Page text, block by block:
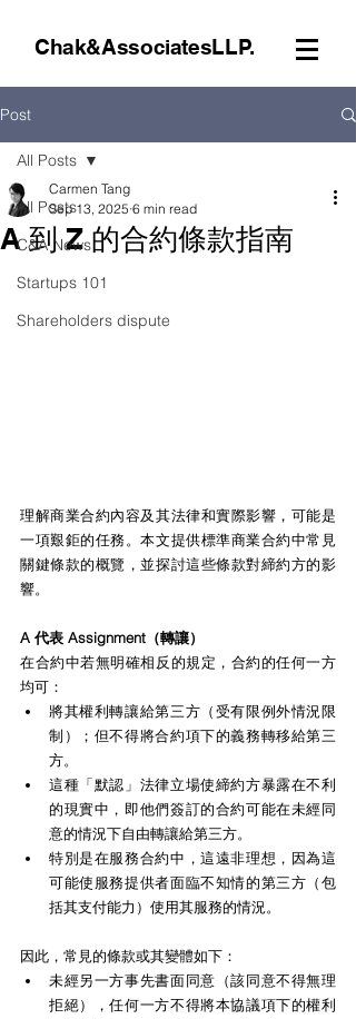
Chak&AssociatesLLP.
Post
All Posts
C&A News
Startups 101
Shareholders dispute
All Posts
A 到 Z 的合約條款指南
Carmen Tang
Sep 13, 2025 6 min read
理解商業合約內容及其法律和實際影響，可能是
一項艱鉅的任務。本文提供標準商業合約中常見
關鍵條款的概覽，並探討這些條款對締約方的影
響。
A 代表 Assignment（轉讓）
在合約中若無明確相反的規定，合約的任何一方
均可：
將其權利轉讓給第三方（受有限例外情況限
制）；但不得將合約項下的義務轉移給第三
方。
這種「默認」法律立場使締約方暴露在不利
的現實中，即他們簽訂的合約可能在未經同
意的情況下自由轉讓給第三方。
特別是在服務合約中，這遠非理想，因為這
可能使服務提供者面臨不知情的第三方（包
括其支付能力）使用其服務的情況。
因此，常見的條款或其變體如下：
未經另一方事先書面同意（該同意不得無理
拒絕），任何一方不得將本協議項下的權利